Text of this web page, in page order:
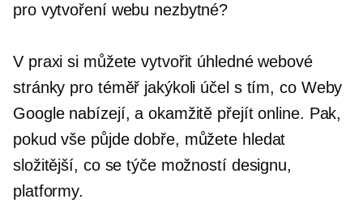
pro vytvoření webu nezbytné?
V praxi si můžete vytvořit úhledné webové
stránky pro téměř jakýkoli účel s tím, co Weby
Google nabízejí, a okamžitě přejít online. Pak,
pokud vše půjde dobře, můžete hledat
složitější, co se týče možností designu,
platformy.